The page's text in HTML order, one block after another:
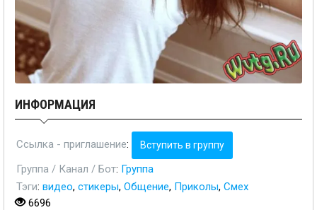
ИНФОРМАЦИЯ
Ссылка - приглашение: Вступить в группу
Группа / Канал / Бот: Группа
Тэги: видео, стикеры, Общение, Приколы, Смех
6696